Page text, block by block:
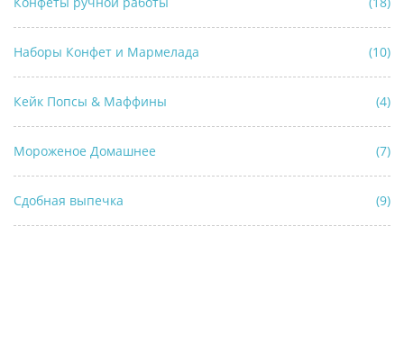
Наборы Конфет и Мармелада (10)
Кейк Попсы & Маффины (4)
Мороженое Домашнее (7)
Сдобная выпечка (9)